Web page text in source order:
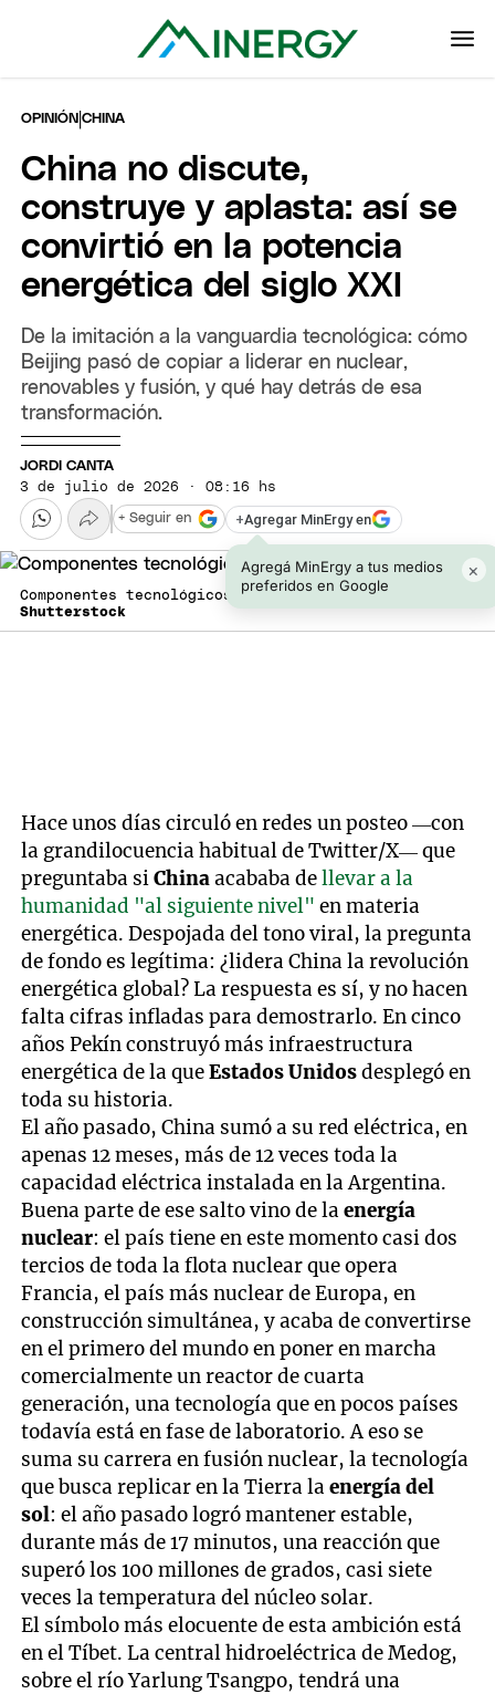
OPINIÓN |CHINA
China no discute,
construye y aplasta: así se
convirtió en la potencia
energética del siglo XXI
De la imitación a la vanguardia tecnológica: cómo
Beijing pasó de copiar a liderar en nuclear,
renovables y fusión, y qué hay detrás de esa
transformación.
JORDI CANTA
3 de julio de 2026 · 08:16 hs
+Agregar MinErgy en
Agregá MinErgy a tus medios
preferidos en Google
×
+ Seguir en
Componentes tecnológicos, en China.
Shutterstock
Hace unos días circuló en redes un posteo —con
la grandilocuencia habitual de Twitter/X— que
preguntaba siChinaacababa dellevar a la
humanidad "al siguiente nivel"en materia
energética. Despojada del tono viral, la pregunta
de fondo es legítima: ¿lidera China la revolución
energética global? La respuesta es sí, y no hacen
falta cifras infladas para demostrarlo. En cinco
años Pekín construyó más infraestructura
energética de la queEstados Unidosdesplegó en
toda su historia.
El año pasado, China sumó a su red eléctrica, en
apenas 12 meses, más de 12 veces toda la
capacidad eléctrica instalada en la Argentina.
Buena parte de ese salto vino de laenergía
nuclear: el país tiene en este momento casi dos
tercios de toda la flota nuclear que opera
Francia, el país más nuclear de Europa, en
construcción simultánea, y acaba de convertirse
en el primero del mundo en poner en marcha
comercialmente un reactor de cuarta
generación, una tecnología que en pocos países
todavía está en fase de laboratorio. A eso se
suma su carrera en fusión nuclear, la tecnología
que busca replicar en la Tierra laenergía del
sol: el año pasado logró mantener estable,
durante más de 17 minutos, una reacción que
superó los 100 millones de grados, casi siete
veces la temperatura del núcleo solar.
El símbolo más elocuente de esta ambición está
en el Tíbet. La central hidroeléctrica de Medog,
sobre el río Yarlung Tsangpo, tendrá una